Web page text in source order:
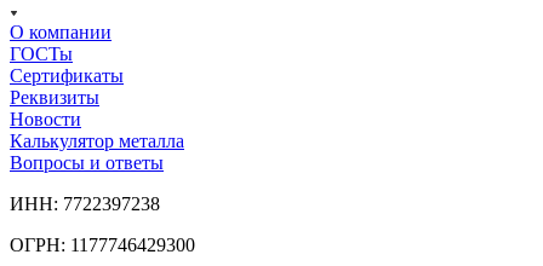
О компании
ГОСТы
Сертификаты
Реквизиты
Новости
Калькулятор металла
Вопросы и ответы
ИНН: 7722397238
ОГРН: 1177746429300